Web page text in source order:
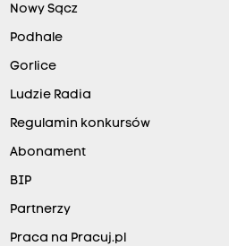
Nowy Sącz
Podhale
Gorlice
Ludzie Radia
Regulamin konkursów
Abonament
BIP
Partnerzy
Praca na Pracuj.pl